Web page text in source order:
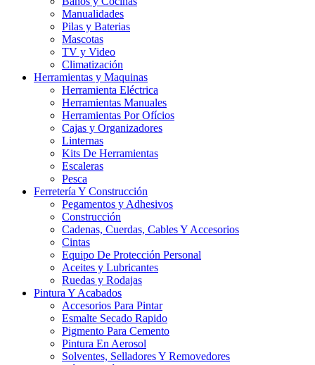
Manualidades
Pilas y Baterias
Mascotas
TV y Video
Climatización
Herramientas y Maquinas
Herramienta Eléctrica
Herramientas Manuales
Herramientas Por Ofícios
Cajas y Organizadores
Linternas
Kits De Herramientas
Escaleras
Pesca
Ferretería Y Construcción
Pegamentos y Adhesivos
Construcción
Cadenas, Cuerdas, Cables Y Accesorios
Cintas
Equipo De Protección Personal
Aceites y Lubricantes
Ruedas y Rodajas
Pintura Y Acabados
Accesorios Para Pintar
Esmalte Secado Rapido
Pigmento Para Cemento
Pintura En Aerosol
Solventes, Selladores Y Removedores